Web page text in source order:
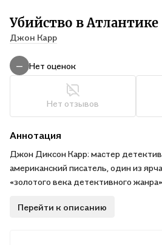
Убийство в Атлантике
Джон Карр
— Нет оценок
Нет отзывов
Аннотация
Джон Диксон Карр: мастер
американский писатель, один из
«золотого века детективного
Честертон и Гастон Леру.
Перейти к описанию